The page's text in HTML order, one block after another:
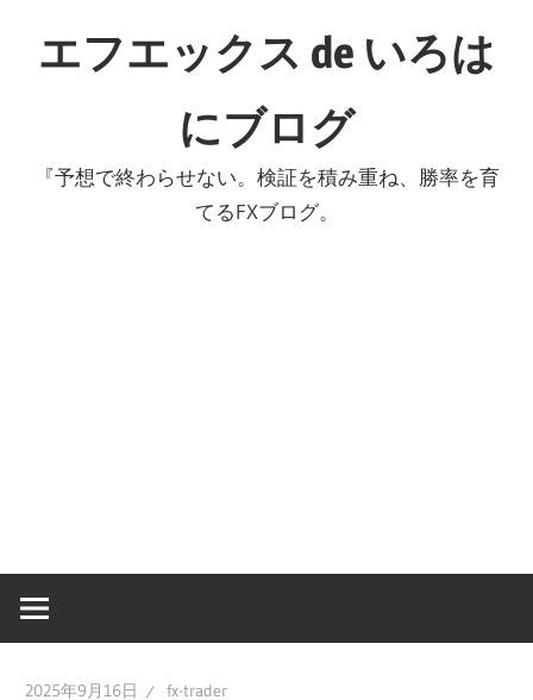
エフエックス de いろは
にブログ
『予想で終わらせない。検証を積み重ね、勝率を育
てるFXブログ。
2025年9月16日 fx-trader